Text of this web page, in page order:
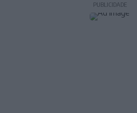
PUBLICIDADE